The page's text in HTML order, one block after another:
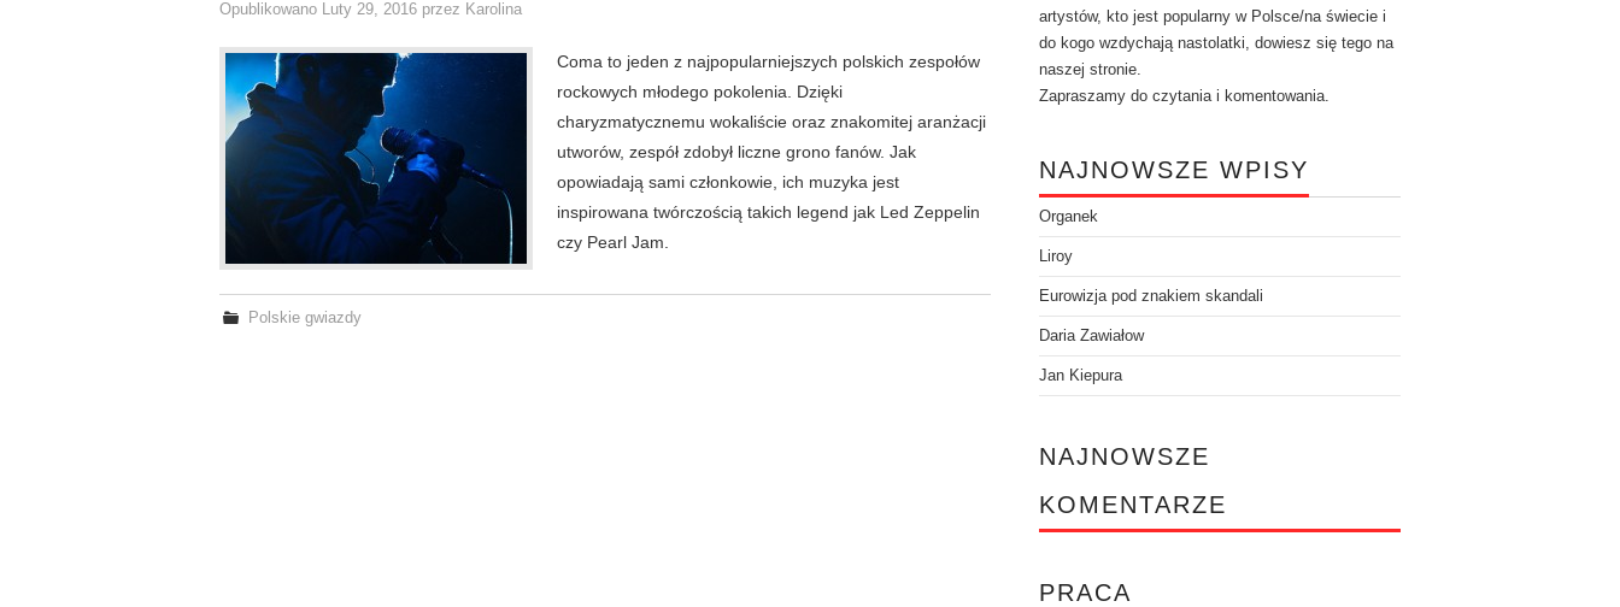
Opublikowano Luty 29, 2016 przez Karolina
Coma to jeden z najpopularniejszych polskich zespołów
rockowych młodego pokolenia. Dzięki
charyzmatycznemu wokaliście oraz znakomitej aranżacji
utworów, zespół zdobył liczne grono fanów. Jak
opowiadają sami członkowie, ich muzyka jest
inspirowana twórczością takich legend jak Led Zeppelin
czy Pearl Jam.
Polskie gwiazdy
artystów, kto jest popularny w Polsce/na świecie i
do kogo wzdychają nastolatki, dowiesz się tego na
naszej stronie.
Zapraszamy do czytania i komentowania.
NAJNOWSZE WPISY
Organek
Liroy
Eurowizja pod znakiem skandali
Daria Zawiałow
Jan Kiepura
NAJNOWSZE
KOMENTARZE
PRACA